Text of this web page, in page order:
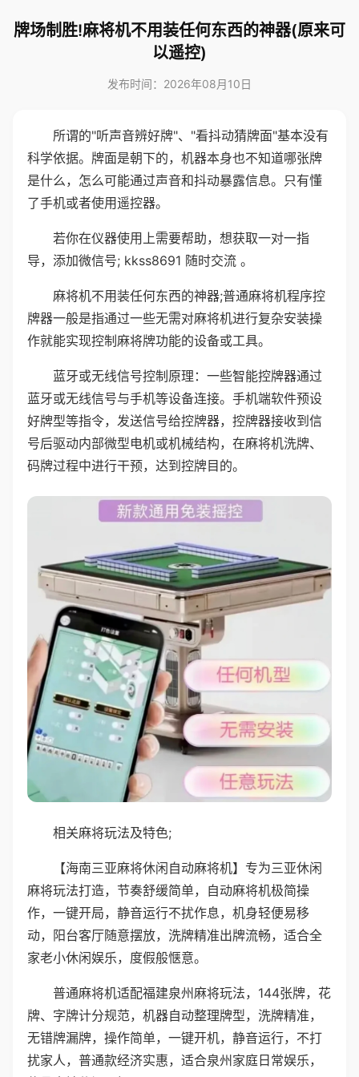
牌场制胜!麻将机不用装任何东西的神器(原来可
以遥控)
发布时间：2026年08月10日
所谓的"听声音辨好牌"、"看抖动猜牌面"基本没有
科学依据。牌面是朝下的，机器本身也不知道哪张牌
是什么，怎么可能通过声音和抖动暴露信息。只有懂
了手机或者使用遥控器。
若你在仪器使用上需要帮助，想获取一对一指
导，添加微信号; kkss8691 随时交流 。
麻将机不用装任何东西的神器;普通麻将机程序控
牌器一般是指通过一些无需对麻将机进行复杂安装操
作就能实现控制麻将牌功能的设备或工具。
蓝牙或无线信号控制原理：一些智能控牌器通过
蓝牙或无线信号与手机等设备连接。手机端软件预设
好牌型等指令，发送信号给控牌器，控牌器接收到信
号后驱动内部微型电机或机械结构，在麻将机洗牌、
码牌过程中进行干预，达到控牌目的。
相关麻将玩法及特色;
【海南三亚麻将休闲自动麻将机】专为三亚休闲
麻将玩法打造，节奏舒缓简单，自动麻将机极简操
作，一键开局，静音运行不扰作息，机身轻便易移
动，阳台客厅随意摆放，洗牌精准出牌流畅，适合全
家老小休闲娱乐，度假般惬意。
普通麻将机适配福建泉州麻将玩法，144张牌，花
牌、字牌计分规范，机器自动整理牌型，洗牌精准，
无错牌漏牌，操作简单，一键开机，静音运行，不打
扰家人，普通款经济实惠，适合泉州家庭日常娱乐，